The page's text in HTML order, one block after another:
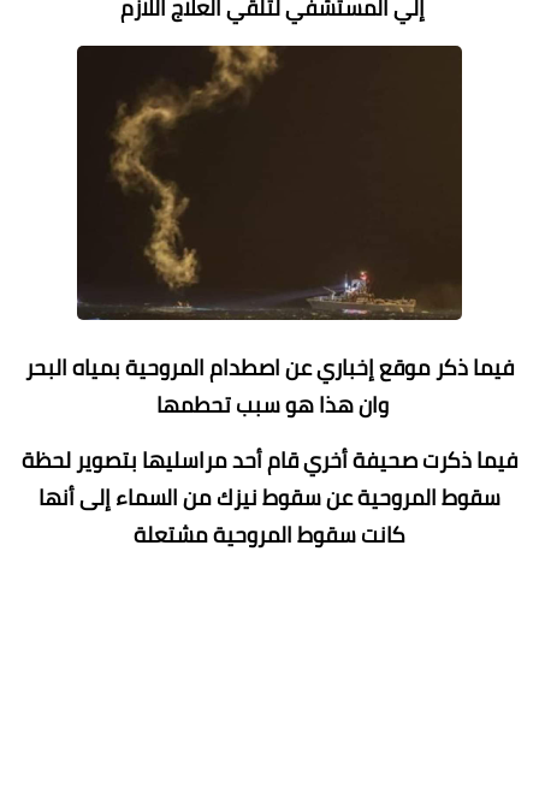
فيما ذكر موقع إخباري عن اصطدام المروحية بمياه البحر
وان هذا هو سبب تحطمها
فيما ذكرت صحيفة أخري قام أحد مراسليها بتصوير لحظة
سقوط المروحية عن سقوط نيزك من السماء إلى أنها
كانت سقوط المروحية مشتعلة